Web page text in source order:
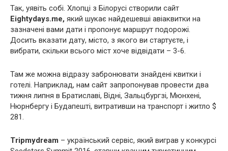
Так, уявіть собі. Хлопці з Білорусі створили сайт
Eightydays.me, який шукає найдешевші авіаквитки на
зазначені вами дати і пропонує маршрут подорожі.
Досить вказати дату, місто, з якого ви стартуєте, і
вибрати, скільки всього міст хоче відвідати – 3-6.
Там же можна відразу забронювати знайдені квитки і
готелі. Наприклад, нам сайт запропонував провести два
тижня липня в Братиславі, Відні, Зальцбургзі, Мюнхені,
Нюрнбергу і Будапешті, витративши на транспорт і житло $
281.
Tripmydream – український сервіс, який виграв у конкурсі